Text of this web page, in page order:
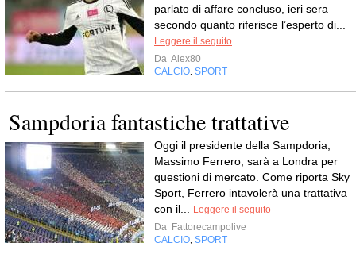
parlato di affare concluso, ieri sera
secondo quanto riferisce l’esperto di...
Leggere il seguito
Da Alex80
CALCIO SPORT
Sampdoria fantastiche trattative
Oggi il presidente della Sampdoria,
Massimo Ferrero, sarà a Londra per
questioni di mercato. Come riporta Sky
Sport, Ferrero intavolerà una trattativa
con il...
Leggere il seguito
Da Fattorecampolive
CALCIO SPORT